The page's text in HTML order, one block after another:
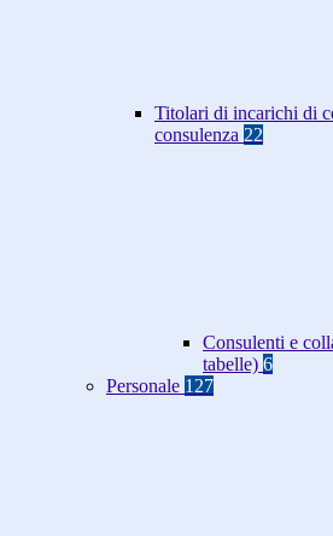
Titolari di incarichi di
consulenza 22
Consulenti e
tabelle) 6
Personale 127